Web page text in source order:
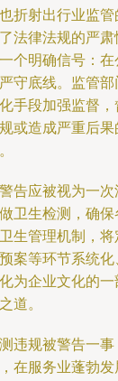
折射出行业监
法律法规的严
个明确信号：
守底线。监管
手段加强监督
或造成严重后
告应被视为一
卫生检测，确
生管理机制，
案等环节系统
为企业文化的
道。
违规被警告一
在服务业蓬勃